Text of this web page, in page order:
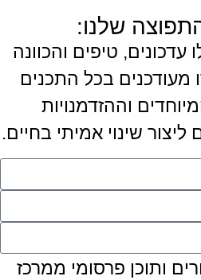
שלנו:
עדכונים, טיפים והכוונה
מעודכנים בכל התכנים
וההזדמנויות
שינוי אמיתי בחיים.
ותוכן פרסומי ממרכז